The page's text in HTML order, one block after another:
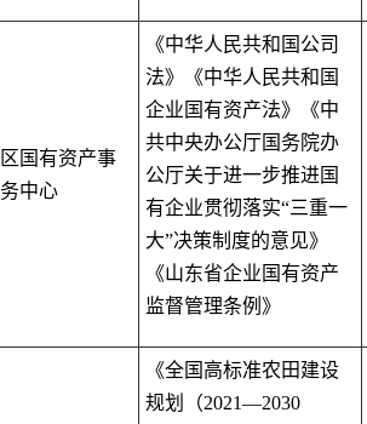
区国有资产事
务中心
《中华人民共和国公司
法》《中华人民共和国
企业国有资产法》
《中
共中央办公厅国务院办
公厅关于进一步推进国
有企业贯彻落实“三重一
大”决策制度的意见》
《山东省企业国有资产
监督管理条例》
《全国高标准农田建设
规划（2021—2030